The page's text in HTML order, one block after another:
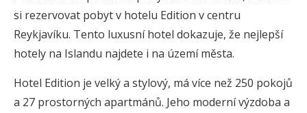
si rezervovat pobyt v hotelu Edition v centru
Reykjavíku. Tento luxusní hotel dokazuje, že nejlepší
hotely na Islandu najdete i na území města.
Hotel Edition je velký a stylový, má více než 250 pokojů
a 27 prostorných apartmánů. Jeho moderní výzdoba a